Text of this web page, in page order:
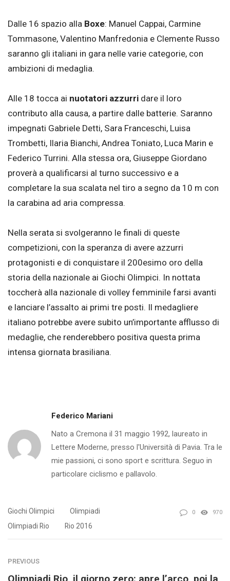
Dalle 16 spazio alla Boxe: Manuel Cappai, Carmine
Tommasone, Valentino Manfredonia e Clemente Russo
saranno gli italiani in gara nelle varie categorie, con
ambizioni di medaglia.
Alle 18 tocca ai nuotatori azzurri dare il loro
contributo alla causa, a partire dalle batterie. Saranno
impegnati Gabriele Detti, Sara Franceschi, Luisa
Trombetti, Ilaria Bianchi, Andrea Toniato, Luca Marin e
Federico Turrini. Alla stessa ora, Giuseppe Giordano
proverà a qualificarsi al turno successivo e a
completare la sua scalata nel tiro a segno da 10 m con
la carabina ad aria compressa.
Nella serata si svolgeranno le finali di queste
competizioni, con la speranza di avere azzurri
protagonisti e di conquistare il 200esimo oro della
storia della nazionale ai Giochi Olimpici. In nottata
toccherà alla nazionale di volley femminile farsi avanti
e lanciare l’assalto ai primi tre posti. Il medagliere
italiano potrebbe avere subito un’importante afflusso di
medaglie, che renderebbero positiva questa prima
intensa giornata brasiliana.
Federico Mariani
Nato a Cremona il 31 maggio 1992, laureato in
Lettere Moderne, presso l'Università di Pavia. Tra le
mie passioni, ci sono sport e scrittura. Seguo in
particolare ciclismo e pallavolo.
Giochi Olimpici
Olimpiadi
Olimpiadi Rio
Rio 2016
0 970
PREVIOUS
Olimpiadi Rio, il giorno zero: apre l’arco, poi la